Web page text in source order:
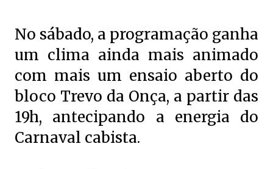
No sábado, a programação ganha
um clima ainda mais animado
com mais um ensaio aberto do
bloco Trevo da Onça, a partir das
19h, antecipando a energia do
Carnaval cabista.